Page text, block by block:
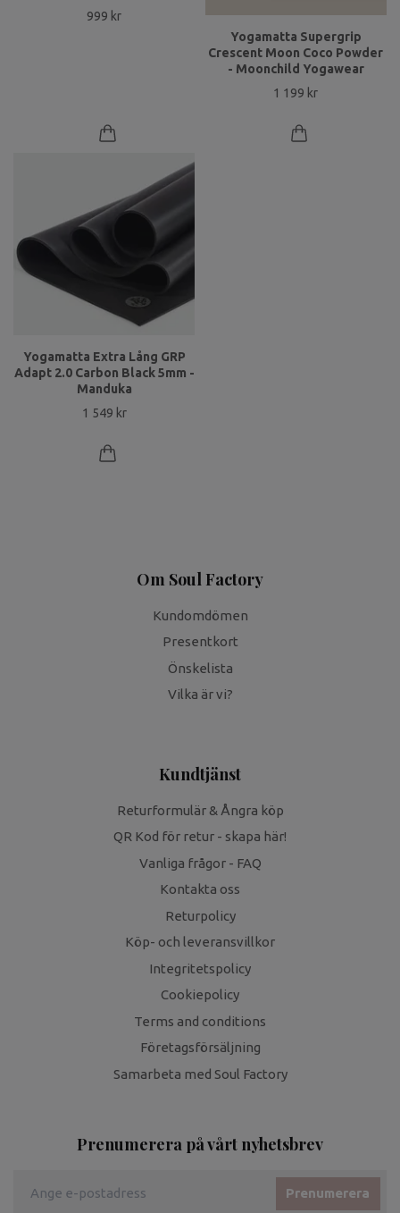
999 kr
Yogamatta Supergrip
Crescent Moon Coco Powder
- Moonchild Yogawear
1 199 kr
Yogamatta Extra Lång GRP
Adapt 2.0 Carbon Black 5mm -
Manduka
1 549 kr
Om Soul Factory
Kundomdömen
Presentkort
Önskelista
Vilka är vi?
Kundtjänst
Returformulär & Ångra köp
QR Kod för retur - skapa här!
Vanliga frågor - FAQ
Kontakta oss
Returpolicy
Köp- och leveransvillkor
Integritetspolicy
Cookiepolicy
Terms and conditions
Företagsförsäljning
Samarbeta med Soul Factory
Prenumerera på vårt nyhetsbrev
Prenumerera